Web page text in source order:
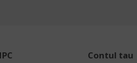
Contul tau